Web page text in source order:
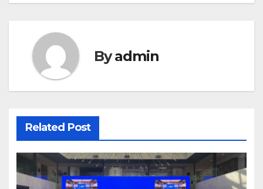
Byadmin
Related Post